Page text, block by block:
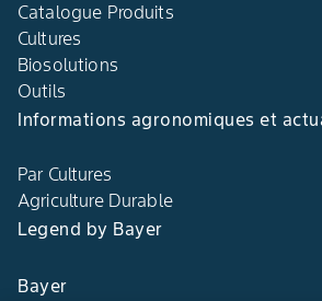
Catalogue Produits
Cultures
Biosolutions
Outils
Informations agronomiques et
Par Cultures
Agriculture Durable
Legend by Bayer
Bayer